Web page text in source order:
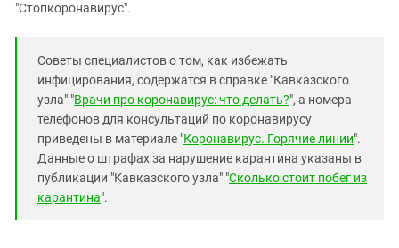
"Стопкоронавирус".
Советы специалистов о том, как избежать
инфицирования, содержатся в справке "Кавказского
узла" "Врачи про коронавирус: что делать?", а номера
телефонов для консультаций по коронавирусу
приведены в материале "Коронавирус. Горячие линии".
Данные о штрафах за нарушение карантина указаны в
публикации "Кавказского узла" "Сколько стоит побег из
карантина".